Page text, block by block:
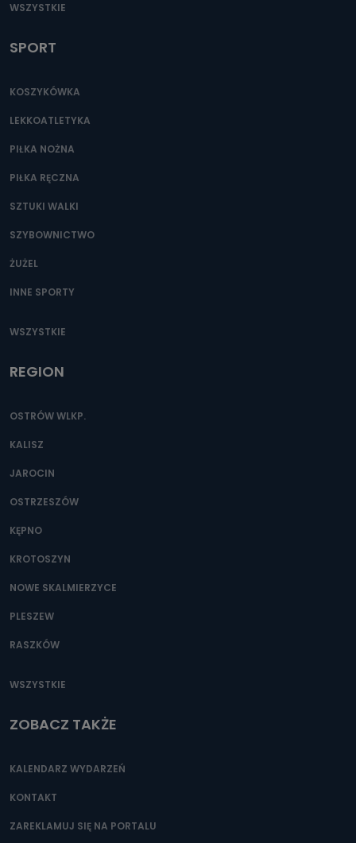
WSZYSTKIE
SPORT
KOSZYKÓWKA
LEKKOATLETYKA
PIŁKA NOŻNA
PIŁKA RĘCZNA
SZTUKI WALKI
SZYBOWNICTWO
ŻUŻEL
INNE SPORTY
WSZYSTKIE
REGION
OSTRÓW WLKP.
KALISZ
JAROCIN
OSTRZESZÓW
KĘPNO
KROTOSZYN
NOWE SKALMIERZYCE
PLESZEW
RASZKÓW
WSZYSTKIE
ZOBACZ TAKŻE
KALENDARZ WYDARZEŃ
KONTAKT
ZAREKLAMUJ SIĘ NA PORTALU